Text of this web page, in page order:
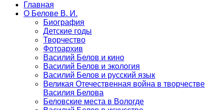
Главная
О Белове В. И.
Биография
Детские годы
Творчество
Фотоархив
Василий Белов и кино
Василий Белов и экология
Василий Белов и русский язык
Великая Отечественная война в творчестве
Василия Белова
Беловские места в Вологде